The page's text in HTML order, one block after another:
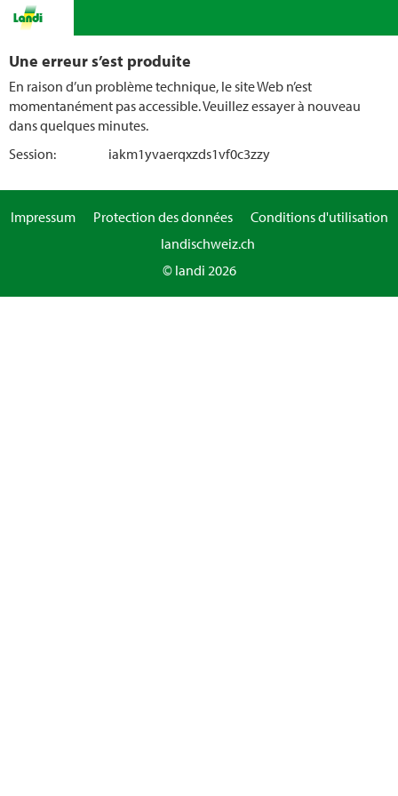
Une erreur s’est produite
En raison d’un problème technique, le site Web n’est
momentanément pas accessible. Veuillez essayer à nouveau
dans quelques minutes.
Session:
iakm1yvaerqxzds1vf0c3zzy
Impressum Protection des données
Conditions d'utilisation
landischweiz.ch
© landi 2026